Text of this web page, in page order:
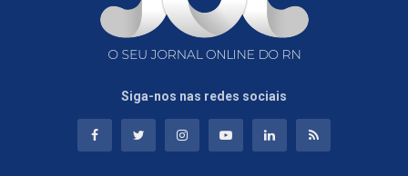
Siga-nos nas redes sociais